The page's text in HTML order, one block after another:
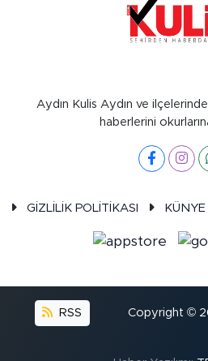
Aydın Kulis Aydın ve
haberlerini
GİZLİLİK POLİTİKASI KÜNYE
RSS Copyright ©